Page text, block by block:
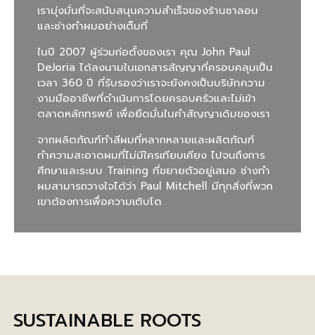
เรามุ่งมั่นที่จะสนับสนุนความสำเร็จของร้านซาลอน
และช่างทำผมอย่างเต็มที่
ในปี 2007 ผู้ร่วมก่อตั้งของเรา คุณ John Paul
DeJoria ได้ลงนามในเอกสารสัญญาที่ครอบคลุมเป็น
เวลา 360 ปี ที่รับรองว่าเราจะยังคงเป็นบริษัทความ
งามมืออาชีพที่ดำเนินการโดยครอบครัวและไม่เข้า
ตลาดหลักทรพย์ เพื่อยึดมั่นในคำสัญญาเดิมของเรา
จากผลิตภัณฑ์ทำสีผมที่หลากหลายและผลิตภัณฑ์
ทำความสะอาดผมที่ไม่มีใครเทียบเคียง ไปจนถึงการ
ศึกษาและระบบ Training ที่ขยายตัวอยู่เสมอ ช่างทำ
ผมสามารถวางใจได้ว่า Paul Mitchell มีทุกสิ่งที่พวก
เขาต้องการเพื่อความเติบโต
SUSTAINABLE ROOTS